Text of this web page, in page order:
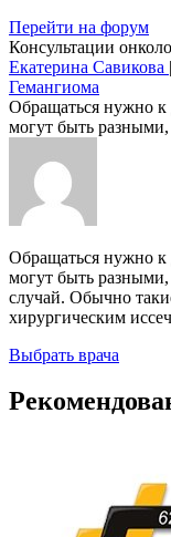
Перейти на форум
Консультации
Екатерина Савикова |
Гемангиома
Обращаться нужно к
могут быть разными,
Обращаться нужно к
могут быть разными,
случай. Обычно
хирургическим
Выбрать врача